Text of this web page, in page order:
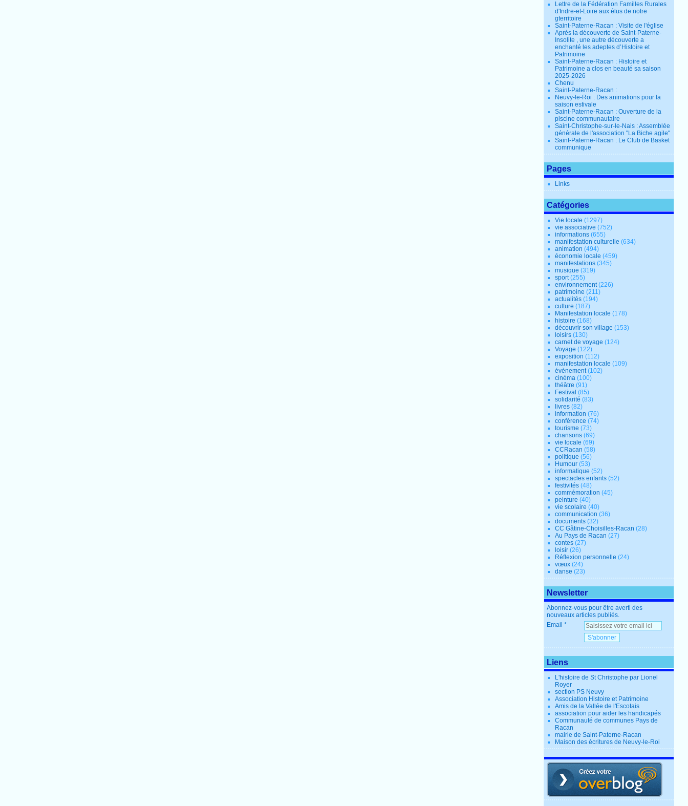
Lettre de la Fédération Familles Rurales
d'Indre-et-Loire aux élus de notre
gterritoire
Saint-Paterne-Racan : Visite de l'église
Après la découverte de Saint-Paterne-
Insolite , une autre découverte a
enchanté les adeptes d’Histoire et
Patrimoine
Saint-Paterne-Racan : Histoire et
Patrimoine a clos en beauté sa saison
2025-2026
Chenu
Saint-Paterne-Racan :
Neuvy-le-Roi : Des animations pour la
saison estivale
Saint-Paterne-Racan : Ouverture de la
piscine communautaire
Saint-Christophe-sur-le-Nais : Assemblée
générale de l'association "La Biche agile"
Saint-Paterne-Racan : Le Club de Basket
communique
Pages
Links
Catégories
Vie locale (1297)
vie associative (752)
informations (655)
manifestation culturelle (634)
animation (494)
économie locale (459)
manifestations (345)
musique (319)
sport(255)
environnement(226)
patrimoine (211)
actualités (194)
culture (187)
Manifestation locale (178)
histoire (168)
découvrir son village (153)
loisirs (130)
carnet de voyage (124)
Voyage (122)
exposition (112)
manifestation locale (109)
évènement(102)
cinéma (100)
théâtre (91)
Festival (85)
solidarité (83)
livres (82)
information (76)
conférence (74)
tourisme (73)
chansons (69)
vie locale (69)
CCRacan (58)
politique (56)
Humour (53)
informatique (52)
spectacles enfants (52)
festivités (48)
commémoration (45)
peinture (40)
vie scolaire (40)
communication (36)
documents (32)
CC Gâtine-Choisilles-Racan (28)
Au Pays de Racan (27)
contes (27)
loisir (26)
Réflexion personnelle (24)
vœux (24)
danse (23)
Newsletter
Abonnez-vous pour être averti des
nouveaux articles publiés.
Email
Liens
L'histoire de St Christophe par Lionel
Royer
section PS Neuvy
Association Histoire et Patrimoine
Amis de la Vallée de l'Escotais
association pour aider les handicapés
Communauté de communes Pays de
Racan
mairie de Saint-Paterne-Racan
Maison des écritures de Neuvy-le-Roi